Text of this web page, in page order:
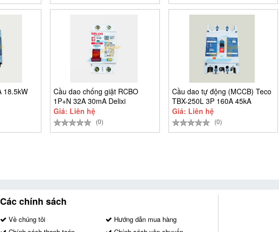
18.5kW
Cầu dao chống giật RCBO
1P+N 32A 30mA Delixi
CDB6LESi1C32
Giá: Liên hệ
(0)
Cầu dao tự động (MCCB) Teco
TBX-250L 3P 160A 45kA
Giá: Liên hệ
(0)
Các chính sách
Về chúng tôi
Hướng dẫn mua hàng